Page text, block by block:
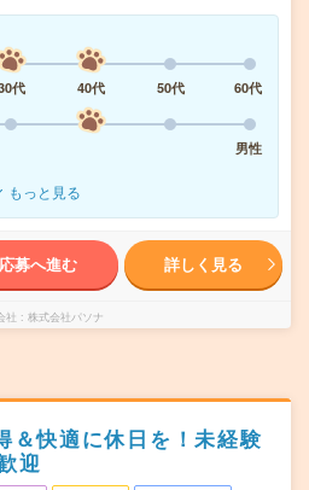
代 40代 50代
60代
男性
もっと見る
応募へ進む 詳しく見る
社 株式会社パソナ
＆快適に休日を！未経験
迎